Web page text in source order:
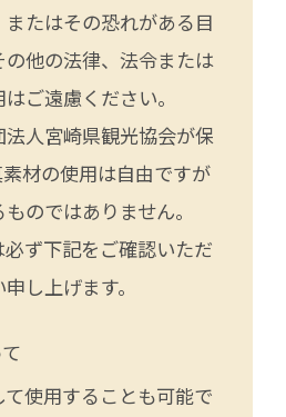
たはその恐れがある目
他の法律、法令または
ご遠慮ください。
人宮崎県観光協会が保
材の使用は自由ですが
のではありません。
ず下記をご確認いただ
し上げます。
使用することも可能で